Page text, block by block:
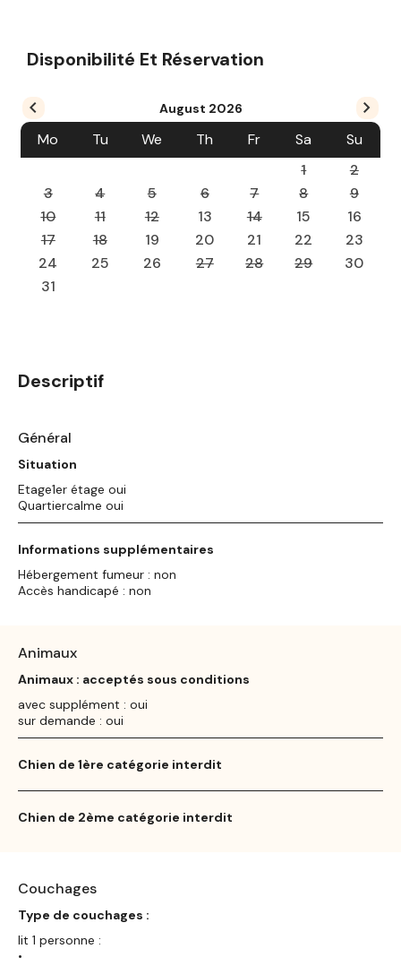
Disponibilité Et Réservation
August 2026
Mo Tu We Th Fr Sa
Su
1
2
3
4 5 6 7 8
9
10
11 12 13 14 15
16
17
18 19 20 21 22
23
24
25 26 27 28 29
30
31
Descriptif
Général
Situation
Etage1er étage oui
Quartiercalme oui
Informations supplémentaires
Hébergement fumeur : non
Accès handicapé : non
Animaux
Animaux : acceptés sous conditions
avec supplément : oui
sur demande : oui
Chien de 1ère catégorie interdit
Chien de 2ème catégorie interdit
Couchages
Type de couchages :
lit 1 personne :
•